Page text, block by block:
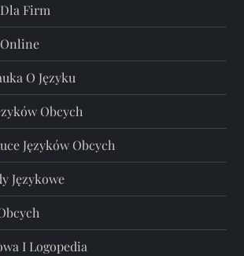
Firm
O Języku
Obcych
Języków Obcych
Językowe
I Logopedia